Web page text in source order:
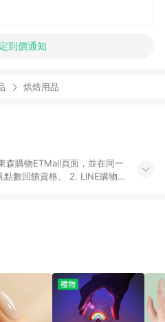
到價通知
烘焙用品
森購物ETMall頁面，並在同一
數回饋資格。 2. LINE購物
購買以下類別商品，將無法獲
」全館商品。 4. 如取消訂
優惠後之最終發票金額計算，
6. 訂單如有使用東森購物
於東森幣、樂透金、東森現金